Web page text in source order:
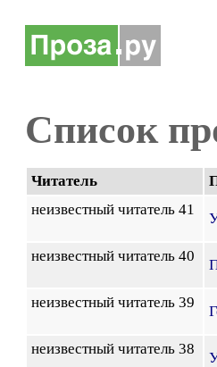
Список
Читатель
неизвестный читатель 41
неизвестный читатель 40
неизвестный читатель 39
неизвестный читатель 38